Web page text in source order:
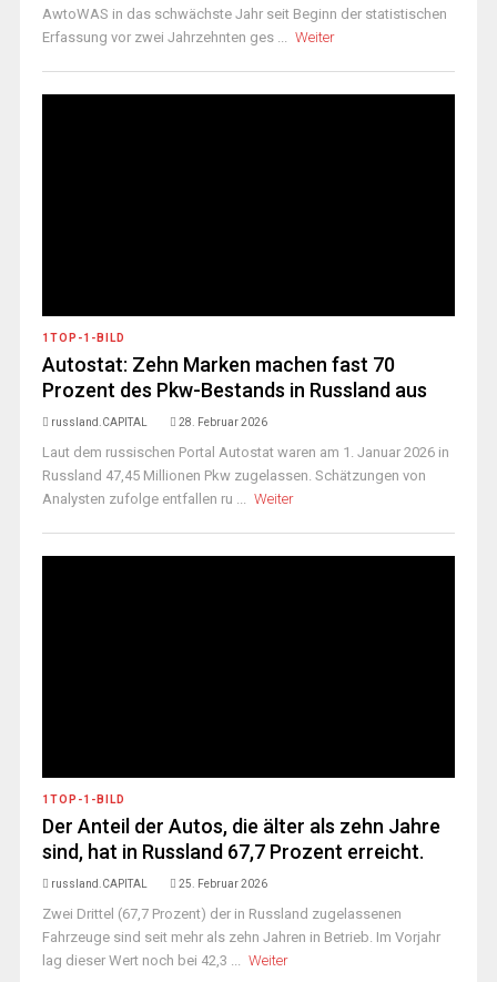
AwtoWAS in das schwächste Jahr seit Beginn der statistischen
Erfassung vor zwei Jahrzehnten ges ... Weiter
1TOP-1-BILD
Autostat: Zehn Marken machen fast 70
Prozent des Pkw-Bestands in Russland aus
russland.CAPITAL 28. Februar 2026
Laut dem russischen Portal Autostat waren am 1. Januar 2026 in
Russland 47,45 Millionen Pkw zugelassen. Schätzungen von
Analysten zufolge entfallen ru ... Weiter
1TOP-1-BILD
Der Anteil der Autos, die älter als zehn Jahre
sind, hat in Russland 67,7 Prozent erreicht.
russland.CAPITAL 25. Februar 2026
Zwei Drittel (67,7 Prozent) der in Russland zugelassenen
Fahrzeuge sind seit mehr als zehn Jahren in Betrieb. Im Vorjahr
lag dieser Wert noch bei 42,3 ... Weiter